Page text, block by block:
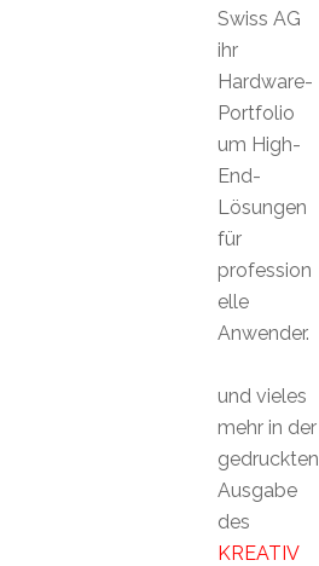
Swiss AG
ihr
Hardware-
Portfolio
um High-
End-
Lösungen
für
profession
elle
Anwender.
und vieles
mehr in der
gedruckten
Ausgabe
des
KREATIV